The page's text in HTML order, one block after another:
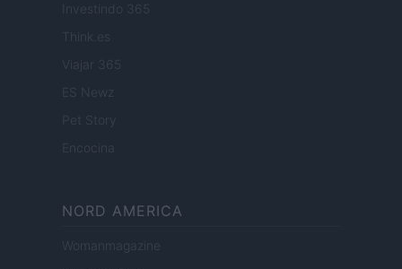
Investindo 365
Viajar 365
ES Newz
Pet Story
Encocina
NORD AMERICA
Womanmagazine